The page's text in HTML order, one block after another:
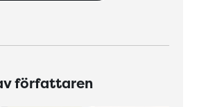
författaren